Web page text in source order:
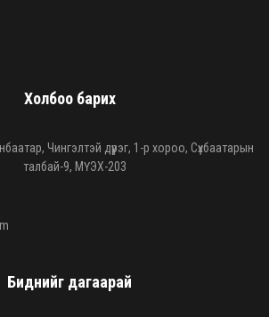
Холбоо барих
Чингэлтэй дүүрэг, 1-р хороо, Сүхбаатарын
талбай-9, МҮЭХ-203
Биднийг дагаарай